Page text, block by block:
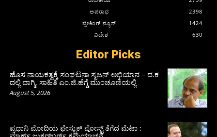
ಅಪರಾಧ
2398
ಬ್ರೇಕಿಂಗ್ ನ್ಯೂಸ್
1424
ವಿದೇಶ
630
Editor Picks
ಹೊಸ ನಾಯಕತ್ವಕ್ಕೆ ಸಂಘಟನಾ ಸೃಜನ್ ಅಭಿಯಾನ – ದ.ಕ
ದಲ್ಲಿ ವಾಗ್ಮಿ, ಸಾಹಿತಿ ಎಂ.ಜಿ.ಹೆಗ್ಡೆ ಮುಂಚೂಣಿಯಲ್ಲಿ
August 5, 2026
ಪ್ರಧಾನಿ ಮೋದಿಯ ಫೇಸ್ಬುಕ್‌ ಪೋಸ್ಟ್‌ ತೆಗೆದ ಮೆಟಾ :